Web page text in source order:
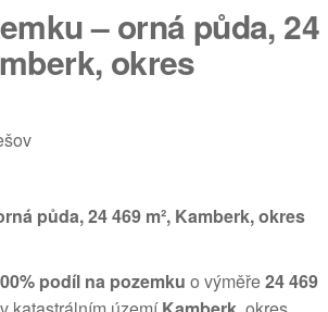
– orná půda, 24
okres
půda, 24 469 m², Kamberk, okres
podíl na pozemku o výměře24 469